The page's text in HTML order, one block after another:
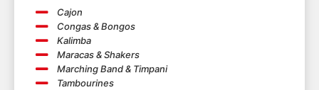
Cajon
Congas & Bongos
Kalimba
Maracas & Shakers
Marching Band & Timpani
Tambourines